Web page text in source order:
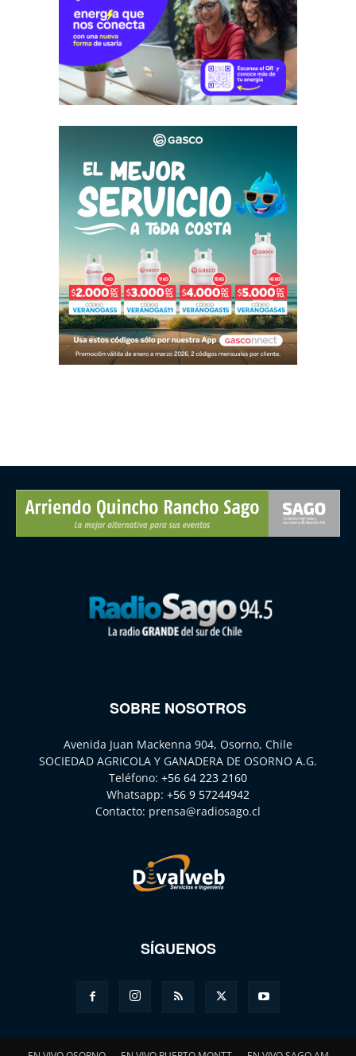
SOBRE NOSOTROS
Avenida Juan Mackenna 904, Osorno, Chile
SOCIEDAD AGRICOLA Y GANADERA DE OSORNO A.G.
Teléfono: +56 64 223 2160
Whatsapp: +56 9 57244942
Contacto: prensa@radiosago.cl
SÍGUENOS